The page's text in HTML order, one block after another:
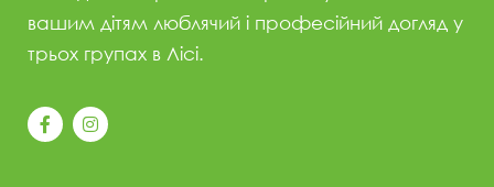
вашим дітям люблячий і професійний догляд у
трьох групах в Лісі.